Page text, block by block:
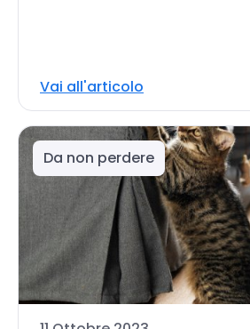
Vai all'articolo
Da non perdere